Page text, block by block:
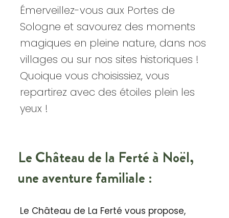
Émerveillez-vous aux Portes de
Sologne et savourez des moments
magiques en pleine nature, dans nos
villages ou sur nos sites historiques !
Quoique vous choisissiez, vous
repartirez avec des étoiles plein les
yeux !
Le Château de la Ferté à Noël,
une aventure familiale :
Le Château de La Ferté vous propose,